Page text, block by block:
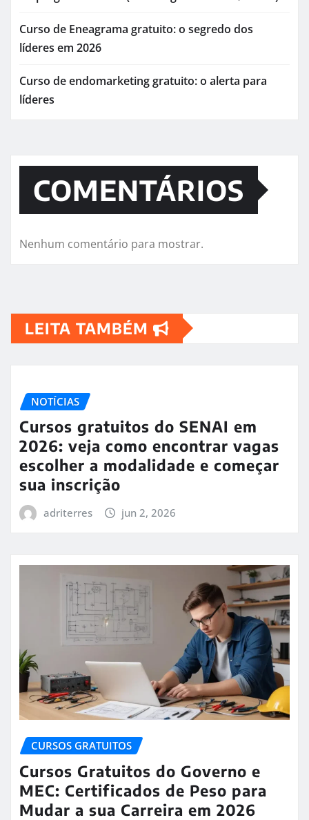
Curso de Eneagrama gratuito: o segredo dos
líderes em 2026
Curso de endomarketing gratuito: o alerta para
líderes
COMENTÁRIOS
Nenhum comentário para mostrar.
LEITA TAMBÉM
NOTÍCIAS
Cursos gratuitos do SENAI em
2026: veja como encontrar vagas
escolher a modalidade e começar
sua inscrição
adriterres jun 2, 2026
CURSOS GRATUITOS
Cursos Gratuitos do Governo e
MEC: Certificados de Peso para
Mudar a sua Carreira em 2026